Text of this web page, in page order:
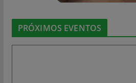
PRÓXIMOS EVENTOS